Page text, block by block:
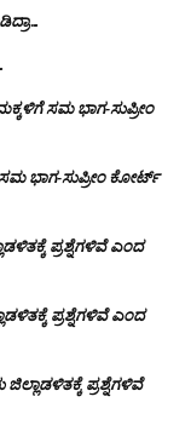
ಸಮ ಭಾಗ-ಸುಪ್ರೀಂ
ಸಮ ಭಾಗ-ಸುಪ್ರೀಂ ಕೋರ್ಟ್
ಪ್ರಶ್ನೆಗಳಿವೆ ಎಂದ
ಪ್ರಶ್ನೆಗಳಿವೆ ಎಂದ
ಪ್ರಶ್ನೆಗಳಿವೆ